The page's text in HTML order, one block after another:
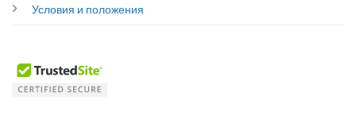
Условия и положения